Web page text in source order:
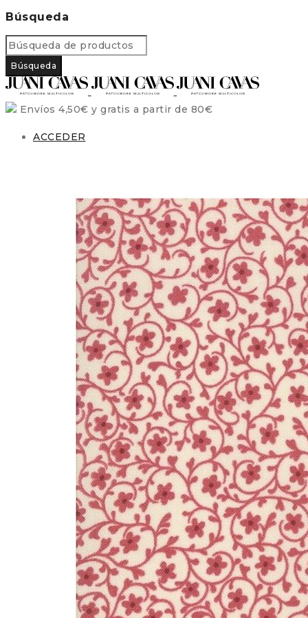
Búsqueda
Envíos 4,50€ y gratis a partir de 80€
ACCEDER